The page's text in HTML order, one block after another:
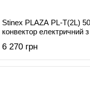
Stinex PLAZA PL-T(2L)
конвектор електричний
6 270 грн